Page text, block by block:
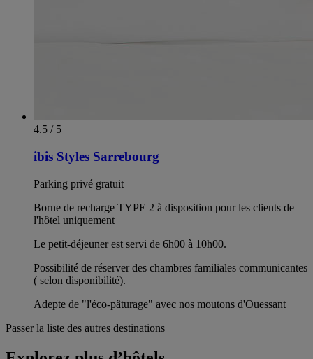
4.5 / 5
ibis Styles Sarrebourg
Parking privé gratuit
Borne de recharge TYPE 2 à disposition pour les clients de
l'hôtel uniquement
Le petit-déjeuner est servi de 6h00 à 10h00.
Possibilité de réserver des chambres familiales communicantes
( selon disponibilité).
Adepte de "l'éco-pâturage" avec nos moutons d'Ouessant
Passer la liste des autres destinations